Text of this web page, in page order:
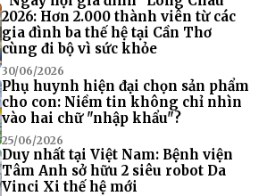
2026: Hơn 2.000 thành viên từ các
gia đình ba thế hệ tại Cần Thơ
cùng đi bộ vì sức khỏe
30/06/2026
Phụ huynh hiện đại chọn sản phẩm
cho con: Niềm tin không chỉ nhìn
vào hai chữ "nhập khẩu"?
25/06/2026
Duy nhất tại Việt Nam: Bệnh viện
Tâm Anh sở hữu 2 siêu robot Da
Vinci Xi thế hệ mới